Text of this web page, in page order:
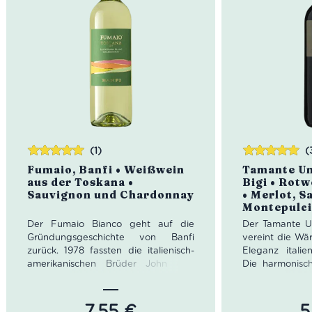
Fumaio, Banfi • Weißwein
aus der Toskana •
Sauvignon und Chardonnay
(1)
Der Fumaio Bianco geht auf die
Gründungsgeschichte von Banfi
zurück. 1978 fassten die italienisch-
amerikanischen Brüder John und
gemeinsames Weingut zu gründen.
Die beiden Brüder hatten von
Bewertet
mit5.00 von
5
Tamante
Bigi •
• Merlot,
Der Tamante
vereint die
Eleganz
Die
Veilchen und
Bewertet
mit5.00von
5